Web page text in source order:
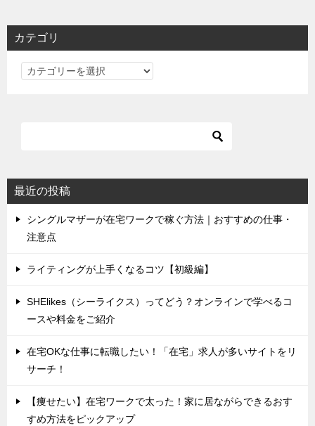
カテゴリ
カ
最近の投稿
シングルマザーが在宅ワークで稼ぐ方法｜おすすめの仕事・
注意点
ライティングが上手くなるコツ【初級編】
SHElikes（シーライクス）ってどう？オンラインで学べるコ
ースや料金をご紹介
在宅OKな仕事に転職したい！「在宅」求人が多いサイトをリ
サーチ！
【痩せたい】在宅ワークで太った！家に居ながらできるおす
すめ方法をピックアップ